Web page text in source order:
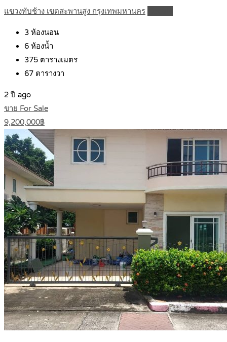
แขวงทับช้าง เขตสะพานสูง กรุงเทพมหานคร
3 ห้องนอน
6 ห้องน้ำ
375 ตารางเมตร
67 ตารางวา
2 ปี ago
ขาย For Sale
9,200,000฿